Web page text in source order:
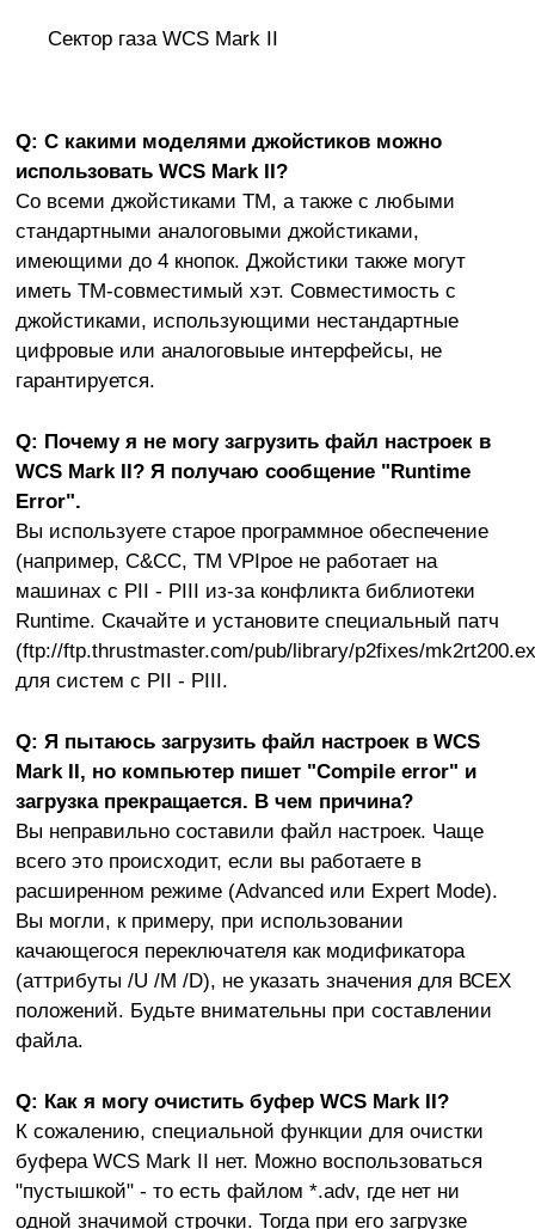
Сектор газа WCS Mark II
Q: С какими моделями джойстиков можно
использовать WCS Mark II?
Со всеми джойстиками TM, а также с любыми
стандартными аналоговыми джойстиками,
имеющими до 4 кнопок. Джойстики также могут
иметь TM-совместимый хэт. Совместимость с
джойстиками, использующими нестандартные
цифровые или аналоговыые интерфейсы, не
гарантируется.
Q: Почему я не могу загрузить файл настроек в
WCS Mark II? Я получаю сообщение "Runtime
Error".
Вы используете старое программное обеспечение
(например, C&CC, TM VPIрое не работает на
машинах с PII - PIII из-за конфликта библиотеки
Runtime. Скачайте и установите специальный патч
(ftp://ftp.thrustmaster.com/pub/library/p2fixes/
для систем с PII - PIII.
Q: Я пытаюсь загрузить файл настроек в WCS
Mark II, но компьютер пишет "Compile error" и
загрузка прекращается. В чем причина?
Вы неправильно составили файл настроек. Чаще
всего это происходит, если вы работаете в
расширенном режиме (Advanced или Expert Mode).
Вы могли, к примеру, при использовании
качающегося переключателя как модификатора
(аттрибуты /U /M /D), не указать значения для ВСЕХ
положений. Будьте внимательны при составлении
файла.
Q: Как я могу очистить буфер WCS Mark II?
К сожалению, специальной функции для очистки
буфера WCS Mark II нет. Можно воспользоваться
"пустышкой" - то есть файлом *.adv, где нет ни
одной значимой строчки. Тогда при его загрузке